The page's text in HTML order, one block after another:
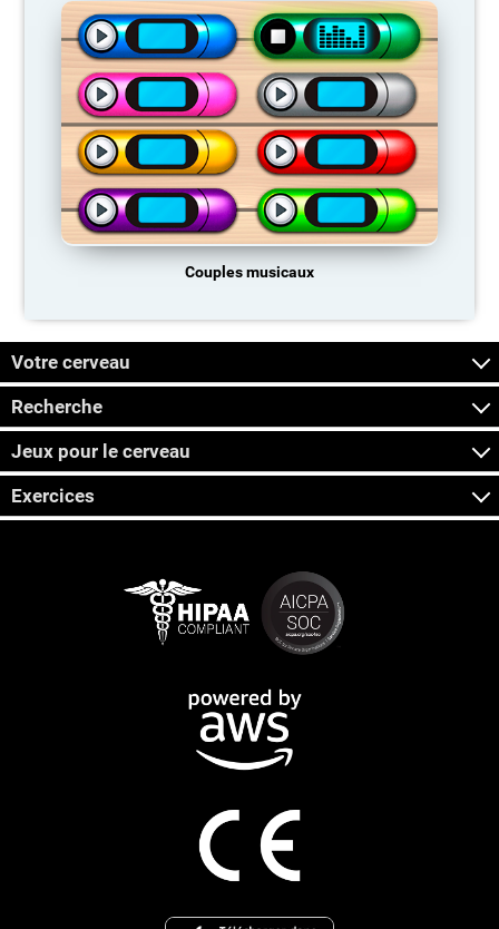
Couples musicaux
Votre cerveau
Recherche
Jeux pour le cerveau
Exercices